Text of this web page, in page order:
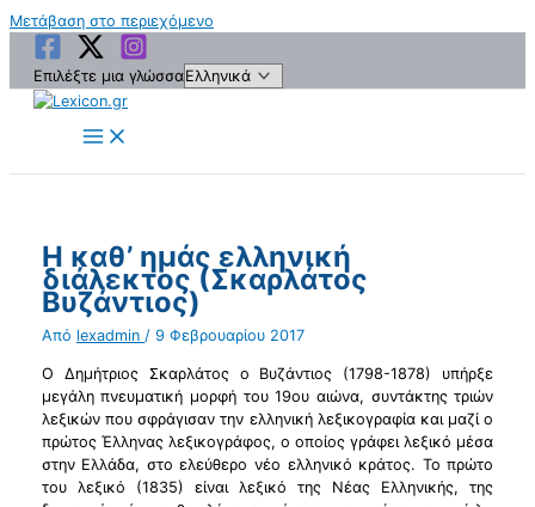
Μετάβαση στο περιεχόμενο
Επιλέξτε μια γλώσσα
Η καθ’ ημάς ελληνική
διάλεκτος (Σκαρλάτος
Βυζάντιος)
Από lexadmin / 9 Φεβρουαρίου 2017
Ο Δημήτριος Σκαρλάτος ο Βυζάντιος (1798-1878) υπήρξε
μεγάλη πνευματική μορφή του 19ου αιώνα, συντάκτης τριών
λεξικών που σφράγισαν την ελληνική λεξικογραφία και μαζί ο
πρώτος Έλληνας λεξικογράφος, ο οποίος γράφει λεξικό μέσα
στην Ελλάδα, στο ελεύθερο νέο ελληνικό κράτος. Το πρώτο
του λεξικό (1835) είναι λεξικό της Νέας Ελληνικής, της